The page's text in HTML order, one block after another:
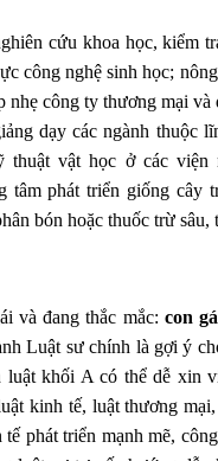
cứu khoa học, kiểm
công nghệ sinh học;
nhẹ công ty thương mại và
dạy các ngành thuộc
thuật vật học ở các viện
tâm phát triển giống cây
bón hoặc thuốc trừ
và đang thắc mắc: con
Luật sư chính là gợi ý
luật khối A có thể dễ xin
kinh tế, luật thương
phát triển mạnh mẽ,